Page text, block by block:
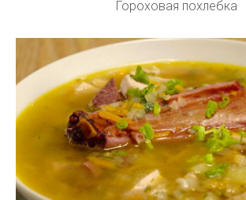
Гороховая похлебка